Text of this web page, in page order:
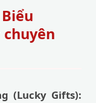
(Lucky Gifts):